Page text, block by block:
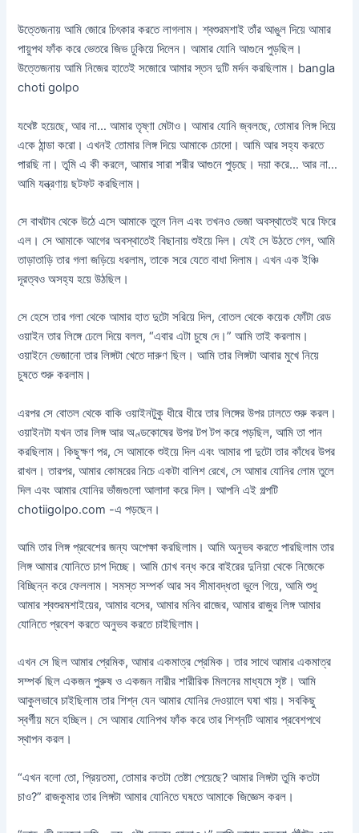
উত্তেজনায় আমি জোরে চিৎকার করতে লাগলাম। শ্বশুরমশাই তাঁর আঙুল দিয়ে আমার
পায়ুপথ ফাঁক করে ভেতরে জিভ ঢুকিয়ে দিলেন। আমার যোনি আগুনে পুড়ছিল।
উত্তেজনায় আমি নিজের হাতেই সজোরে আমার স্তন দুটি মর্দন করছিলাম। bangla
choti golpo
যথেষ্ট হয়েছে, আর না… আমার তৃষ্ণা মেটাও। আমার যোনি জ্বলছে, তোমার লিঙ্গ দিয়ে
একে ঠান্ডা করো। এখনই তোমার লিঙ্গ দিয়ে আমাকে চোদো। আমি আর সহ্য করতে
পারছি না। তুমি এ কী করলে, আমার সারা শরীর আগুনে পুড়ছে। দয়া করে… আর না…
আমি যন্ত্রণায় ছটফট করছিলাম।
সে বাথটাব থেকে উঠে এসে আমাকে তুলে নিল এবং তখনও ভেজা অবস্থাতেই ঘরে ফিরে
এল। সে আমাকে আগের অবস্থাতেই বিছানায় শুইয়ে দিল। যেই সে উঠতে গেল, আমি
তাড়াতাড়ি তার গলা জড়িয়ে ধরলাম, তাকে সরে যেতে বাধা দিলাম। এখন এক ইঞ্চি
দূরত্বও অসহ্য হয়ে উঠছিল।
সে হেসে তার গলা থেকে আমার হাত দুটো সরিয়ে দিল, বোতল থেকে কয়েক ফোঁটা রেড
ওয়াইন তার লিঙ্গে ঢেলে দিয়ে বলল, “এবার এটা চুষে দে।” আমি তাই করলাম।
ওয়াইনে ভেজানো তার লিঙ্গটা খেতে দারুণ ছিল। আমি তার লিঙ্গটা আবার মুখে নিয়ে
চুষতে শুরু করলাম।
এরপর সে বোতল থেকে বাকি ওয়াইনটুকু ধীরে ধীরে তার লিঙ্গের উপর ঢালতে শুরু করল।
ওয়াইনটা যখন তার লিঙ্গ আর অণ্ডকোষের উপর টপ টপ করে পড়ছিল, আমি তা পান
করছিলাম। কিছুক্ষণ পর, সে আমাকে শুইয়ে দিল এবং আমার পা দুটো তার কাঁধের উপর
রাখল। তারপর, আমার কোমরের নিচে একটা বালিশ রেখে, সে আমার যোনির লোম তুলে
দিল এবং আমার যোনির ভাঁজগুলো আলাদা করে দিল। আপনি এই গল্পটি
chotiigolpo.com -এ পড়ছেন।
আমি তার লিঙ্গ প্রবেশের জন্য অপেক্ষা করছিলাম। আমি অনুভব করতে পারছিলাম তার
লিঙ্গ আমার যোনিতে চাপ দিচ্ছে। আমি চোখ বন্ধ করে বাইরের দুনিয়া থেকে নিজেকে
বিচ্ছিন্ন করে ফেললাম। সমস্ত সম্পর্ক আর সব সীমাবদ্ধতা ভুলে গিয়ে, আমি শুধু
আমার শ্বশুরমশাইয়ের, আমার বসের, আমার মনিব রাজের, আমার রাজুর লিঙ্গ আমার
যোনিতে প্রবেশ করতে অনুভব করতে চাইছিলাম।
এখন সে ছিল আমার প্রেমিক, আমার একমাত্র প্রেমিক। তার সাথে আমার একমাত্র
সম্পর্ক ছিল একজন পুরুষ ও একজন নারীর শারীরিক মিলনের মাধ্যমে সৃষ্ট। আমি
আকুলভাবে চাইছিলাম তার শিশ্ন যেন আমার যোনির দেওয়ালে ঘষা খায়। সবকিছু
স্বর্গীয় মনে হচ্ছিল। সে আমার যোনিপথ ফাঁক করে তার শিশ্নটি আমার প্রবেশপথে
স্থাপন করল।
“এখন বলো তো, প্রিয়তমা, তোমার কতটা তেষ্টা পেয়েছে? আমার লিঙ্গটা তুমি কতটা
চাও?” রাজকুমার তার লিঙ্গটা আমার যোনিতে ঘষতে আমাকে জিজ্ঞেস করল।